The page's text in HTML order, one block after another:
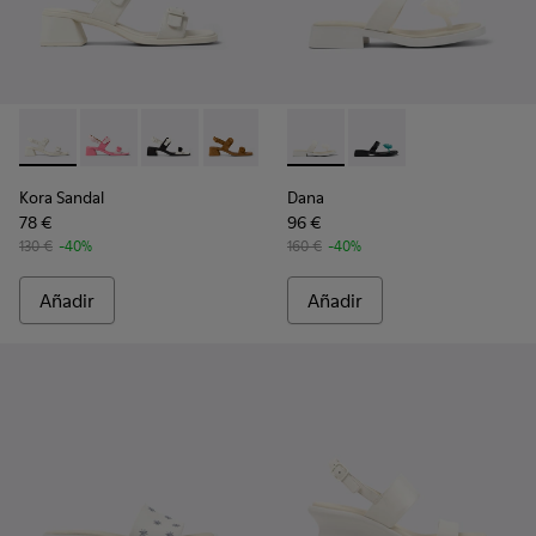
Kora Sandal - K201739-002 - Sandalias de piel blancas para
Kora Sandal - K201739-007
Kora Sandal - K201739-006 - Sandalias de
Kora Sandal - K201739-005
Kora Sandal - K201739-003
Kora Sandal - K201739-
Kora Sandal
78 €
130 € -40%
Añadir
Dana - K201892-003 -
Dana - K201892-001
Dana
96 €
160 € -40%
Añadir